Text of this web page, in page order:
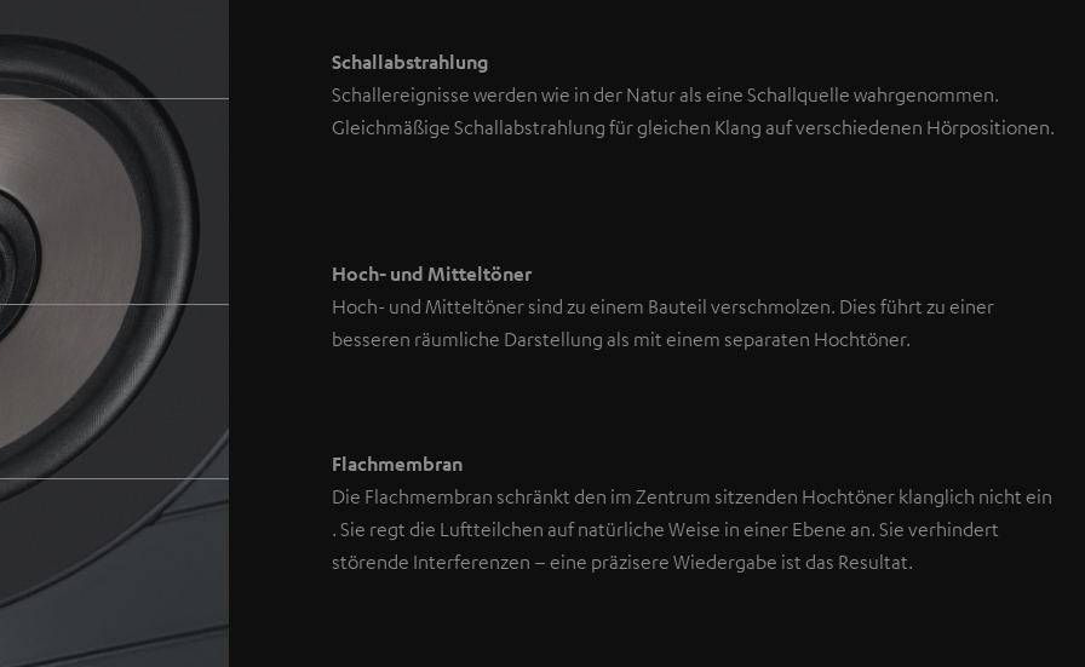
Schallabstrahlung
Schallereignisse werden wie in der Natur als eine Schallquelle wahrgenommen.
Gleichmäßige Schallabstrahlung für gleichen Klang auf verschiedenen Hörpositionen.
Hoch- und Mitteltöner
Hoch- und Mitteltöner sind zu einem Bauteil verschmolzen. Dies führt zu einer
besseren räumliche Darstellung als mit einem separaten Hochtöner.
Flachmembran
Die Flachmembran schränkt den im Zentrum sitzenden Hochtöner klanglich nicht ein
. Sie regt die Luftteilchen auf natürliche Weise in einer Ebene an. Sie verhindert
störende Interferenzen – eine präzisere Wiedergabe ist das Resultat.